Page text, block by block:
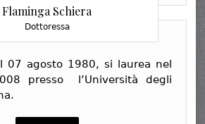
Flaminga Schiera
Dottoressa
07 agosto 1980, si laurea nel
presso l’Università degli